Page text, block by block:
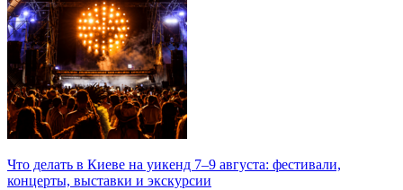
Что делать в Киеве на уикенд 7–9 августа: фестивали,
концерты, выставки и экскурсии